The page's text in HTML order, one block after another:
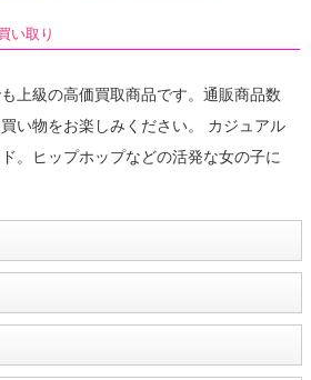
い取り
上級の高価買取商品です。通販商品数
い物をお楽しみください。 カジュアル
。ヒップホップなどの活発な女の子に